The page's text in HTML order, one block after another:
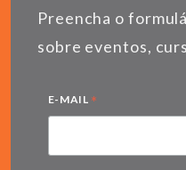
Preencha o
sobre eventos,
E-MAIL *